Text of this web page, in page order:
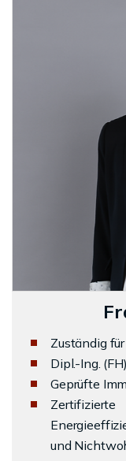
Zuständig
Dipl.-Ing.
Geprüfte
Zertifizierte
und